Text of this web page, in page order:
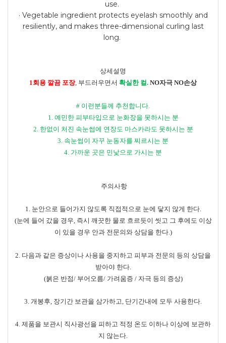
use.
· Vegetable ingredient protects eyelash smoothly and
resiliently, and makes three-dimensional curling last
long.
상세설명
1회용 깔끔 포장, 부드러우면서 확실한 컬. NO자극 NO손상
# 이런분들께 추천합니다.
1. 예민한 피부타입으로 눈화장을 못하시는 분
2. 한없이 처진 속눈썹에 연장도 마스카라도 못하시는 분
3. 속눈썹이 자꾸 눈동자를 찌르시는 분
4. 가까운 곳은 민낯으로 가시는 분
주의사항
1. 눈안으로 들어가지 않도록 직접적으로 눈에 닿지 않게 한다.
(눈에 들어 갔을 경우, 즉시 깨끗한 물로 흐르듯이 씻고 그 후에도 이상
이 있을 경우 안과 전문의와 상담을 한다.)
2. 다음과 같은 증상이나 사용을 중지하고 피부과 전문의 등의 상담을
받아야 한다.
(붉은 반점/ 부어오름/ 가려움증 / 자극 등의 증상)
3. 개봉후, 장기간 보관을 삼가하고, 단기간내에 모두 사용한다.
4. 제품을 보관시 직사광선을 피하고 적정 온도 이하나 이상에 보관하
지 않는다.